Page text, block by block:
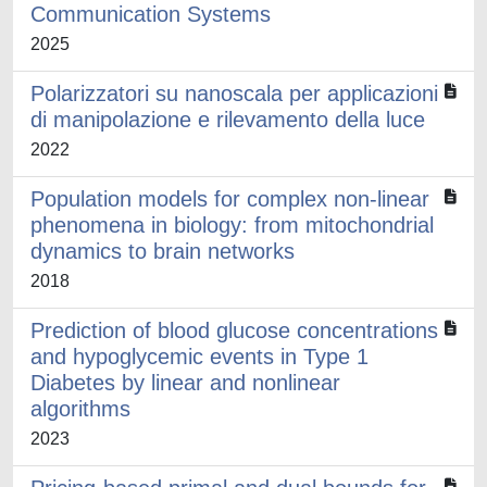
Communication Systems
2025
Polarizzatori su nanoscala per applicazioni
di manipolazione e rilevamento della luce
2022
Population models for complex non-linear
phenomena in biology: from mitochondrial
dynamics to brain networks
2018
Prediction of blood glucose concentrations
and hypoglycemic events in Type 1
Diabetes by linear and nonlinear
algorithms
2023